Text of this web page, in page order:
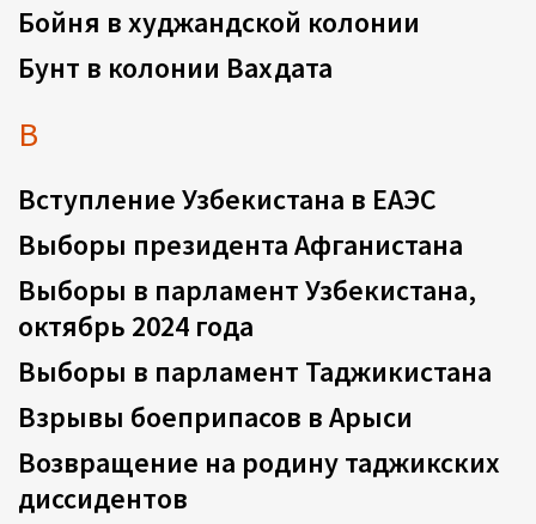
Бойня в худжандской колонии
Бунт в колонии Вахдата
В
Вступление Узбекистана в ЕАЭС
Выборы президента Афганистана
Выборы в парламент Узбекистана,
октябрь 2024 года
Выборы в парламент Таджикистана
Взрывы боеприпасов в Арыси
Возвращение на родину таджикских
диссидентов